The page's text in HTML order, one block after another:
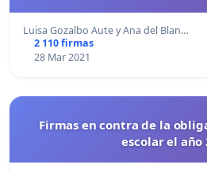
Luisa Gozalbo Aute y Ana del Blan…
2 110 firmas
28 Mar 2021
Firmas en contra de la
escolar el año